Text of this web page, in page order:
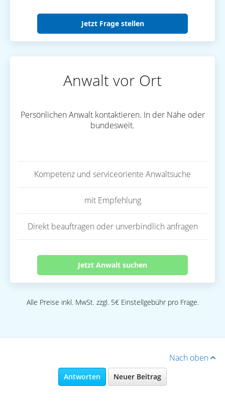
Jetzt Frage stellen
Anwalt vor Ort
Persönlichen Anwalt kontaktieren. In der Nähe oder
bundesweit.
Kompetenz und serviceoriente Anwaltsuche
mit Empfehlung
Direkt beauftragen oder unverbindlich anfragen
Jetzt Anwalt suchen
Alle Preise inkl. MwSt. zzgl. 5€ Einstellgebühr pro Frage.
Nach oben
Antworten Neuer Beitrag